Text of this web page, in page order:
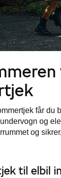
får du
og
og
til elbil